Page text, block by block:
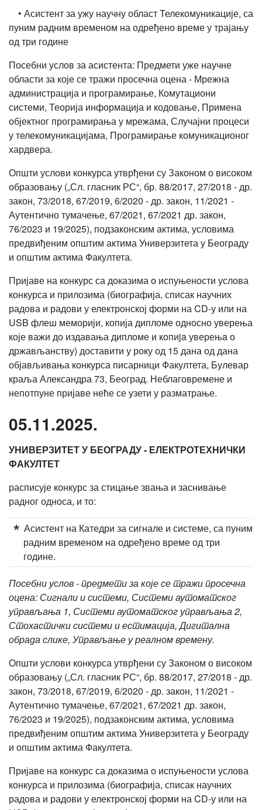
• Асистент за ужу научну област Телекомуникације, са
пуним радним временом на одређено време у трајању
од три године
Посебни услов за асистента: Предмети уже научне
области за које се тражи просечна оцена - Мрежна
администрација и програмирање, Комутациони
системи, Теорија информација и кодовање, Примена
објектног програмирања у мрежама, Случајни процеси
у телекомуникацијама, Програмирање комуникационог
хардвера.
Општи услови конкурса утврђени су Законом о високом
образовању („Сл. гласник РС“, бр. 88/2017, 27/2018 - др.
закон, 73/2018, 67/2019, 6/2020 - др. закон, 11/2021 -
Аутентично тумачење, 67/2021, 67/2021 др. закон,
76/2023 и 19/2025), подзаконским актима, условима
предвиђеним општим актима Универзитета у Београду
и општим актима Факултета.
Пријаве на конкурс са доказима о испуњености услова
конкурса и прилозима (биографија, списак научних
радова и радови у електронској форми на CD-у или на
USB флеш меморији, копија дипломе односно уверења
које важи до издавања дипломе и кoпиja уверењa о
држављанству) доставити у року од 15 дана од дана
објављивања конкурса писарници Факултета, Булевар
краља Александра 73, Београд. Неблаговремене и
непотпуне пријаве неће се узети у разматрање.
05.11.2025.
УНИВЕРЗИТЕТ У БЕОГРАДУ - ЕЛЕКТРОТЕХНИЧКИ
ФАКУЛТЕТ
расписује конкурс за стицање звања и заснивање
радног односа, и то:
Асистент на Катедри за сигнале и системе, са пуним
радним временом на одређено време од три
године.
Посебни услов - предмети за које се тражи просечна
оцена: Сигнали и системи, Системи аутоматског
управљања 1, Системи аутоматског управљања 2,
Стохастички системи и естимација, Дигитална
обрада слике, Управљање у реалном времену.
Општи услови конкурса утврђени су Законом о високом
образовању („Сл. гласник РС“, бр. 88/2017, 27/2018 - др.
закон, 73/2018, 67/2019, 6/2020 - др. закон, 11/2021 -
Аутентично тумачење, 67/2021, 67/2021 др. закон,
76/2023 и 19/2025), подзаконским актима, условима
предвиђеним општим актима Универзитета у Београду
и општим актима Факултета.
Пријаве на конкурс са доказима о испуњености услова
конкурса и прилозима (биографија, списак научних
радова и радови у електронској форми на CD-у или на